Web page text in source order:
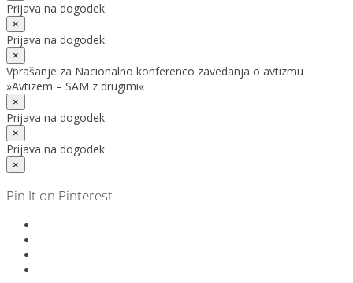
Prijava na dogodek
×
Prijava na dogodek
×
Vprašanje za Nacionalno konferenco zavedanja o avtizmu
»Avtizem – SAM z drugimi«
×
Prijava na dogodek
×
Prijava na dogodek
×
Pin It on Pinterest